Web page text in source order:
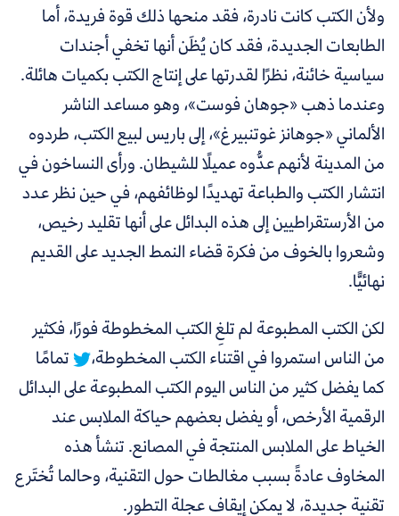
ولأن الكتب كانت نادرة، فقد منحها ذلك قوة فريدة، أما
الطابعات الجديدة، فقد كان يُظَن أنها تخفي أجندات
سياسية خائنة، نظرًا لقدرتها على إنتاج الكتب بكميات هائلة.
وعندما ذهب«جوهان فوست»، وهو مساعد الناشر
الألماني«جوهانز غوتنبيرغ»،إلى باريس لبيع الكتب، طردوه
من المدينة لأنهم عدُّوه عميلًا للشيطان. ورأى النساخون في
انتشار الكتب والطباعة تهديدًا لوظائفهم، في حين نظر عدد
من الأرستقراطيين إلى هذه البدائل على أنها تقليد رخيص،
وشعروا بالخوف من فكرة قضاء النمط الجديد على القديم
نهائيًّا.
لكنالكتب المطبوعة لم تلغِ الكتب المخطوطة فورًا، فكثير
من الناس استمروا في اقتناء الكتب المخطوطة،
تمامًا
كما يفضل كثير من الناس اليوم الكتب المطبوعة على البدائل
الرقمية الأرخص، أو يفضل بعضهم حياكة الملابس عند
الخياط على الملابس المنتجة في المصانع. تنشأ هذه
المخاوف عادةً بسبب مغالطات حول التقنية، وحالما تُختَرع
تقنية جديدة، لا يمكن إيقاف عجلة التطور.